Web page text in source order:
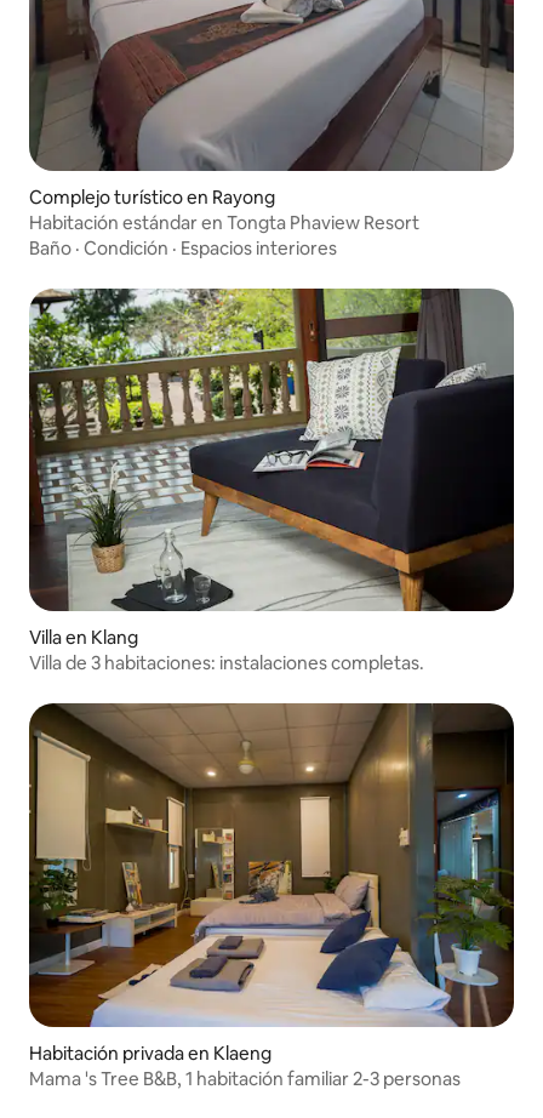
Complejo turístico en Rayong
Habitación estándar en Tongta Phaview Resort
Baño · Condición · Espacios interiores
Villa en Klang
Villa de 3 habitaciones: instalaciones completas.
Habitación privada en Klaeng
Mama 's Tree B&B, 1 habitación familiar 2-3 personas